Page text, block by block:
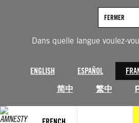
Dans quelle langue voulez-
ENGLISH ESPAÑOL
简中
繁中
FERMER